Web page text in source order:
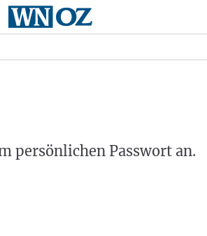
persönlichen Passwort an.